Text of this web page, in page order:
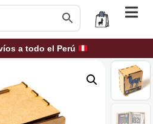
a todo el Perú